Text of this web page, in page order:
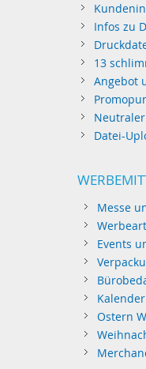
Infos zu
13
Angebot
Datei-
Messe
Events
Ostern